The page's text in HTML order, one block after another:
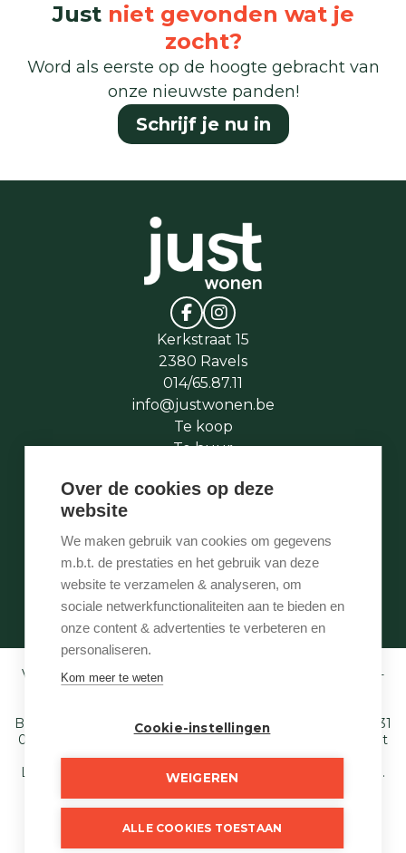
Just niet gevonden wat je
zocht?
Word als eerste op de hoogte gebracht van
onze nieuwste panden!
Schrijf je nu in
Kerkstraat 15
2380 Ravels
014/65.87.11
info@justwonen.be
Te koop
Te huur
Stukje geschiedenis
Onze services
Contact
Te vroeg
Eigenaarslogin
Vastgoedmakelaar-bemiddelaar BIV België BIV 507.005 -
Belgium (polisnr. 730.390.160) - Derdenrekening: BE97 1431
0000 1849. Toezichthoudende autoriteit: Beroepsinstituut
van Vastgoedmakelaars,
Luxemburgstraat 16 B te 1000 Brussel - T. 02 505 38 50 E.
van het BIV.
Over de cookies op deze
website
We maken gebruik van cookies om gegevens
m.b.t. de prestaties en het gebruik van deze
website te verzamelen & analyseren, om
sociale netwerkfunctionaliteiten aan te bieden en
onze content & advertenties te verbeteren en
personaliseren.
Kom meer te weten
Cookie-instellingen
WEIGEREN
ALLE COOKIES TOESTAAN